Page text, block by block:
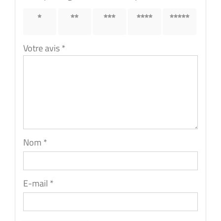
1 étoile
2 étoiles 3 étoiles 4 étoiles 5 étoiles
Votre avis*
Nom *
E-mail *